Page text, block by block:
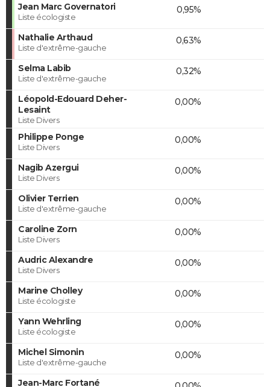
Jean Marc Governatori
Liste écologiste
0,95%
Nathalie Arthaud
Liste d'extrême-gauche
0,63%
Selma Labib
Liste d'extrême-gauche
0,32%
Léopold-Edouard Deher-
Lesaint
Liste Divers
0,00%
Philippe Ponge
Liste Divers
0,00%
Nagib Azergui
Liste Divers
0,00%
Olivier Terrien
Liste d'extrême-gauche
0,00%
Caroline Zorn
Liste Divers
0,00%
Audric Alexandre
Liste Divers
0,00%
Marine Cholley
Liste écologiste
0,00%
Yann Wehrling
Liste écologiste
0,00%
Michel Simonin
Liste d'extrême-gauche
0,00%
Jean-Marc Fortané